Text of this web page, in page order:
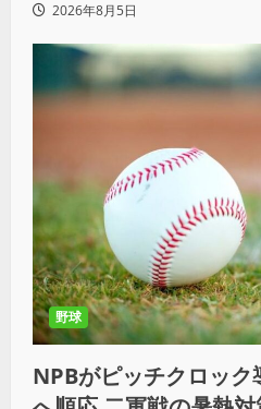
2026年8月5日
野球
NPBがピッチクロッ